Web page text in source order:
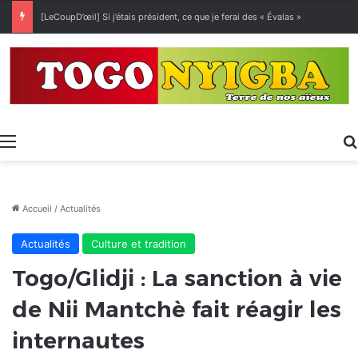
[LeCoupD’œil] Si j’étais président, ce que je ferai des « Évalas »
Menu
Accueil / Actualités
Actualités Culture et tradition
Togo/Glidji : La sanction à vie
de Nii Mantchè fait réagir les
internautes